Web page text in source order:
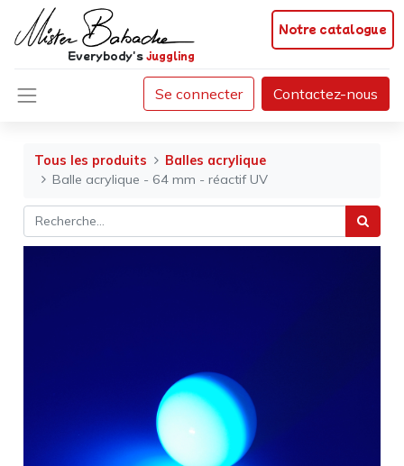
Notre catalogue
Everybody'sjuggling
Se connecter Contactez-nous
Tous les produits
Balles acrylique
Balle acrylique - 64 mm - réactif UV